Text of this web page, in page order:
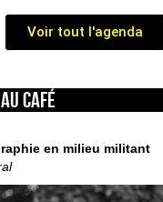
Voir tout l'agenda
café
en milieu militant